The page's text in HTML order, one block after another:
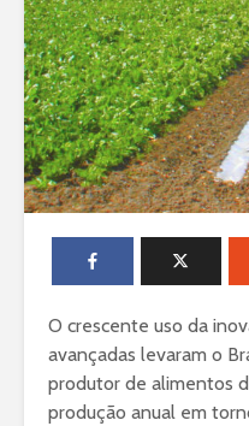
O crescente uso da
avançadas levaram o
produtor de alimentos
produção anual em